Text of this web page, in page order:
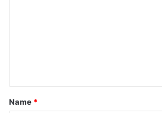
*
Name *